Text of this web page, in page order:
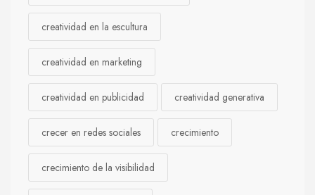
creatividad en la escultura
creatividad en marketing
creatividad en publicidad creatividad generativa
crecer en redes sociales crecimiento
crecimiento de la visibilidad